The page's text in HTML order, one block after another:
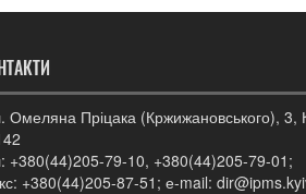
Омеляна Пріцака (Кржижановського), 3,
+380(44)205-79-10, +380(44)205-79-01;
+380(44)205-87-51; е-mail: